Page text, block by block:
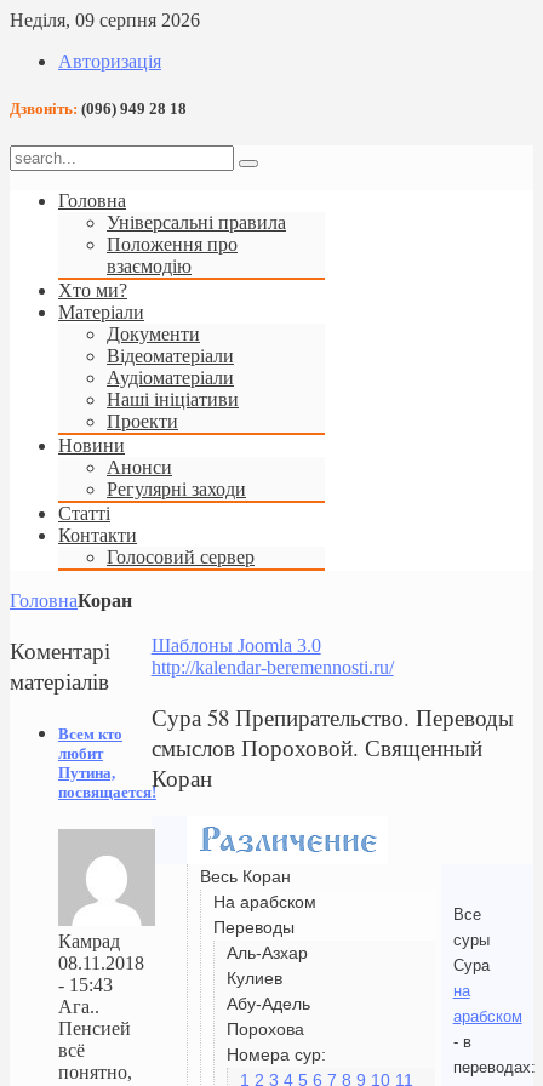
Неділя, 09 серпня 2026
Авторизація
Дзвоніть: (096) 949 28 18
Головна
Універсальні правила
Положення про
взаємодію
Хто ми?
Матеріали
Документи
Відеоматеріали
Аудіоматеріали
Наші ініціативи
Проекти
Новини
Анонси
Регулярні заходи
Статті
Контакти
Голосовий сервер
ГоловнаКоран
Шаблоны Joomla 3.0
http://kalendar-beremennosti.ru/
Сура 58 Препирательство. Переводы
смыслов Пороховой. Священный
Коран
Весь Коран
На арабском
Переводы
Аль-Азхар
Кулиев
Абу-Адель
Порохова
Номера сур:
1 2 3 4 5 6 7 8 9 10 11
Все
суры
Сура
на
арабском
- в
переводах:
Коментарі
матеріалів
Всем кто
любит
Путина,
посвящается!
Камрад
08.11.2018
- 15:43
Ага..
Пенсией
всё
понятно,